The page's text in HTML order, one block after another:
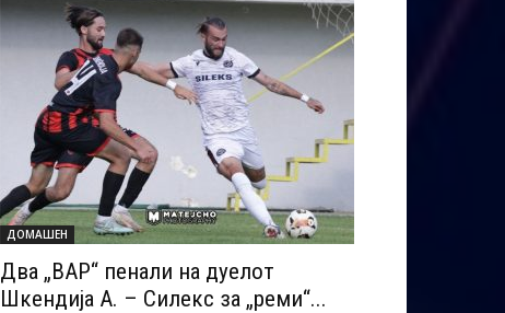
ДОМАШЕН
Два „ВАР“ пенали на дуелот
Шкендија А. – Силекс за „реми“...